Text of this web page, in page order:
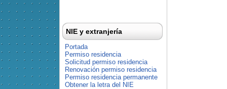
NIE y extranjería
Portada
Permiso residencia
Solicitud permiso residencia
Renovación permiso residencia
Permiso residencia permanente
Obtener la letra del NIE